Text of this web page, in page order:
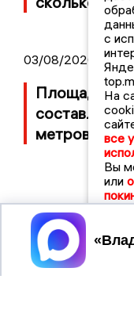
03/08/2026 14:13
Площадь
составляет
метров
НОВОСТИ
с
На
все
Вы
или